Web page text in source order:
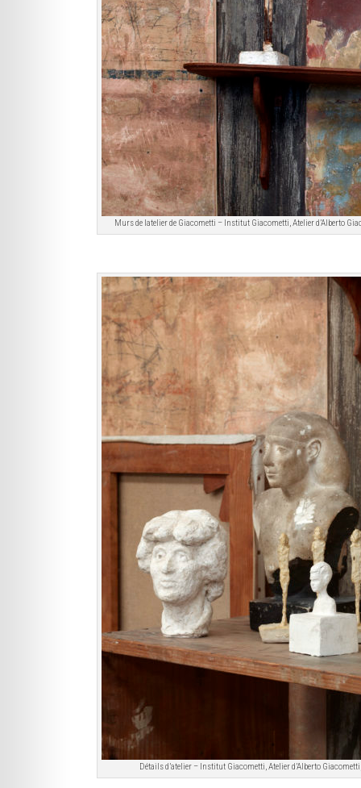
Murs de latelier de Giacometti – Institut Giacometti, Atelier d’Alberto
Détails d’atelier – Institut Giacometti, Atelier d’Alberto